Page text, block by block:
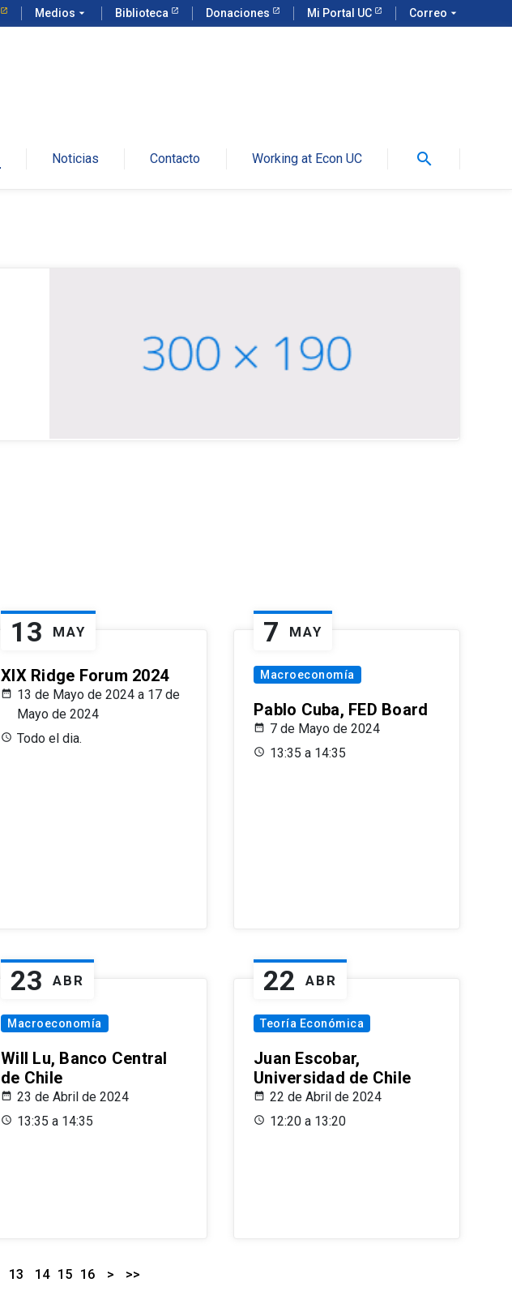
Medios arrow_drop_down Biblioteca Donaciones Mi Portal UC Correo arrow_drop_down
Noticias Contacto Working at Econ UC search
13 MAY
XIX Ridge Forum 2024
13 de Mayo de 2024 a 17 de
Mayo de 2024
Todo el dia.
7 MAY
Macroeconomía
Pablo Cuba, FED Board
7 de Mayo de 2024
13:35 a 14:35
23 ABR
Macroeconomía
Will Lu, Banco Central
de Chile
23 de Abril de 2024
13:35 a 14:35
22 ABR
Teoría Económica
Juan Escobar,
Universidad de Chile
22 de Abril de 2024
12:20 a 13:20
13 14 15 16 > >>